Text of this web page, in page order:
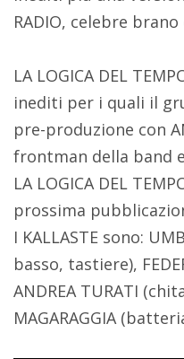
RADIO, celebre
LA LOGICA DEL
inediti per i quali il
pre-produzione con
frontman della band
LA LOGICA DEL
prossima
I KALLASTE sono:
basso, tastiere),
ANDREA TURATI
MAGARAGGIA